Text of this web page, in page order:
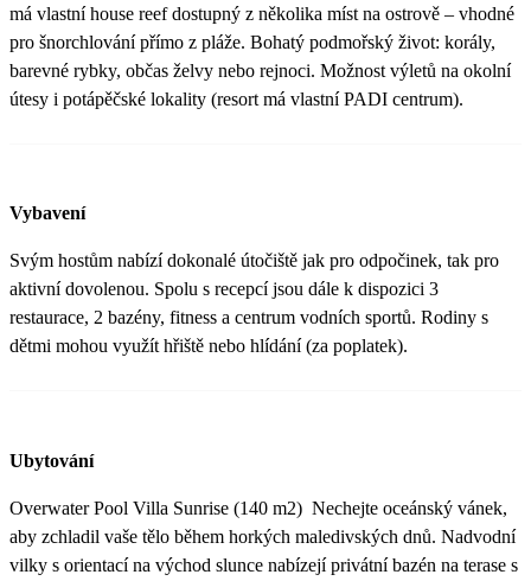
má vlastní house reef dostupný z několika míst na ostrově – vhodné
pro šnorchlování přímo z pláže. Bohatý podmořský život: korály,
barevné rybky, občas želvy nebo rejnoci. Možnost výletů na okolní
útesy i potápěčské lokality (resort má vlastní PADI centrum).
Vybavení
Svým hostům nabízí dokonalé útočiště jak pro odpočinek, tak pro
aktivní dovolenou. Spolu s recepcí jsou dále k dispozici 3
restaurace, 2 bazény, fitness a centrum vodních sportů. Rodiny s
dětmi mohou využít hřiště nebo hlídání (za poplatek).
Ubytování
Overwater Pool Villa Sunrise (140 m2) Nechejte oceánský vánek,
aby zchladil vaše tělo během horkých maledivských dnů. Nadvodní
vilky s orientací na východ slunce nabízejí privátní bazén na terase s